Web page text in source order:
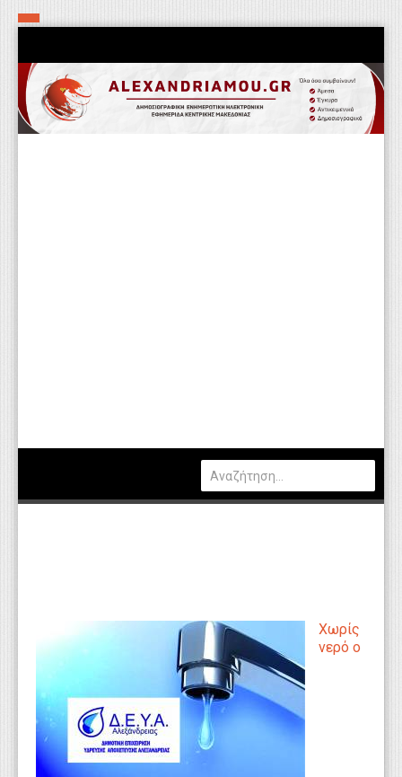
Χωρίς
νερό ο
Αρχική
Τα εν δήμω εν οίκω
Πολιτιστικά-Εκκλησιαστικά
Καιρός
Εκπαίδευση
Γενικά
Βιβλιοθήκη Απόψεων